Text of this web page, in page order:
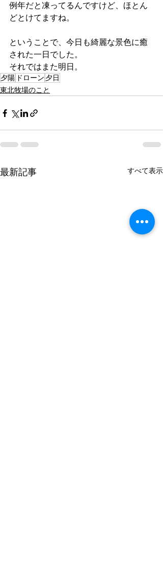
例年だと凍ってるんですけど、ほとん
どとけてますね。
ということで、今日も綺麗な景色に癒
された一日でした。
それではまた明日。
夕陽 ドローン 夕日
東北牧場のこと
最新記事 すべて表示